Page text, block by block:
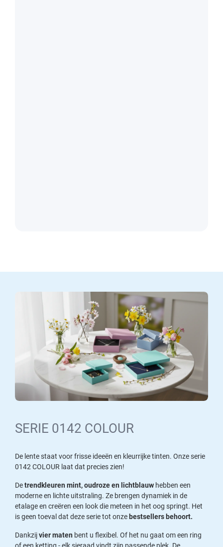
SERIE 0142 COLOUR
De lente staat voor frisse ideeën en kleurrijke tinten. Onze serie
0142 COLOUR laat dat precies zien!
Detrendkleuren mint, oudroze en lichtblauw hebben een
moderne en lichte uitstraling. Ze brengen dynamiek in de
etalage en creëren een look die meteen in het oog springt. Het
is geen toeval dat deze serie tot onzebestsellers behoort.
Dankzijvier maten bent u flexibel. Of het nu gaat om een ring
of een ketting - elk sieraad vindt zijn passende plek. De